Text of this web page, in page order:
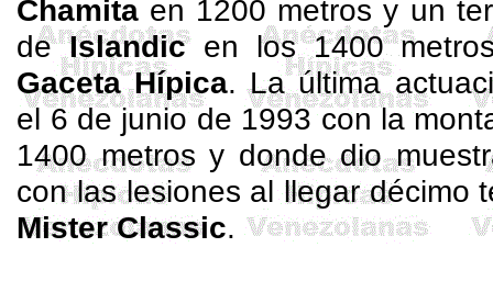
Chamita en 1200 metros y un
deIslandicen los 1400
Gaceta Hípica. La última
el 6 de junio de 1993 con la
1400 metros y donde dio
con las lesiones al llegar décimo
Mister Classic.